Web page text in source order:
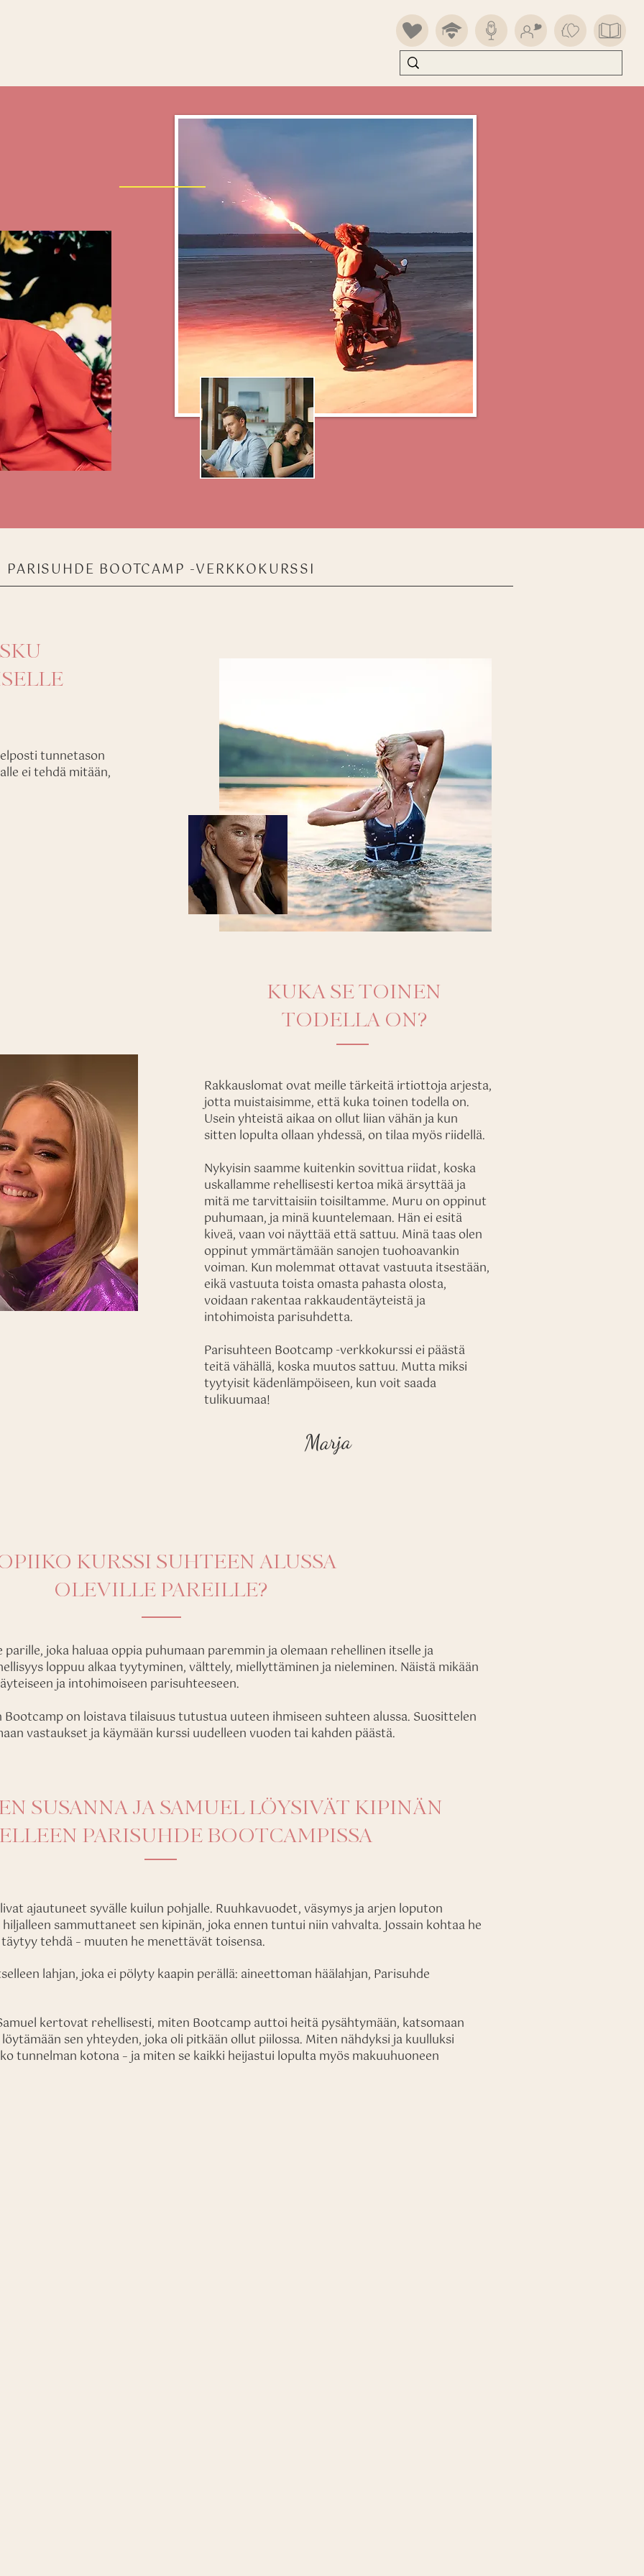
PARISUHDE BOOTCAMP -VERKKOKURSSI
tunnetason
ei tehdä mitään,
KUKA SE TOINEN
TODELLA ON?
Rakkauslomat ovat meille tärkeitä irtiottoja arjesta,
jotta muistaisimme, että kuka toinen todella on.
Usein yhteistä aikaa on ollut liian vähän ja kun
sitten lopulta ollaan yhdessä, on tilaa myös riidellä.
Nykyisin saamme kuitenkin sovittua riidat, koska
uskallamme rehellisesti kertoa mikä ärsyttää ja
mitä me tarvittaisiin toisiltamme. Muru on oppinut
puhumaan, ja minä kuuntelemaan. Hän ei esitä
kiveä, vaan voi näyttää että sattuu. Minä taas olen
oppinut ymmärtämään sanojen tuohoavankin
voiman. Kun molemmat ottavat vastuuta itsestään,
eikä vastuuta toista omasta pahasta olosta,
voidaan rakentaa rakkaudentäyteistä ja
intohimoista parisuhdetta.
Parisuhteen Bootcamp -verkkokurssi ei päästä
teitä vähällä, koska muutos sattuu. Mutta miksi
tyytyisit kädenlämpöiseen, kun voit saada
tulikuumaa!
Marja
KURSSI SUHTEEN ALUSSA
OLEVILLE PAREILLE?
parille, joka haluaa oppia puhumaan paremmin ja olemaan rehellinen itselle ja
loppuu alkaa tyytyminen, välttely, miellyttäminen ja nieleminen. Näistä mikään
ja intohimoiseen parisuhteeseen.
on loistava tilaisuus tutustua uuteen ihmiseen suhteen alussa. Suosittelen
vastaukset ja käymään kurssi uudelleen vuoden tai kahden päästä.
SUSANNA JA SAMUEL LÖYSIVÄT KIPINÄN
PARISUHDE BOOTCAMPISSA
ajautuneet syvälle kuilun pohjalle. Ruuhkavuodet, väsymys ja arjen loputon
sammuttaneet sen kipinän, joka ennen tuntui niin vahvalta. Jossain kohtaa he
tehdä – muuten he menettävät toisensa.
lahjan, joka ei pölyty kaapin perällä: aineettoman häälahjan, Parisuhde
kertovat rehellisesti, miten Bootcamp auttoi heitä pysähtymään, katsomaan
sen yhteyden, joka oli pitkään ollut piilossa. Miten nähdyksi ja kuulluksi
tunnelman kotona – ja miten se kaikki heijastui lopulta myös makuuhuoneen